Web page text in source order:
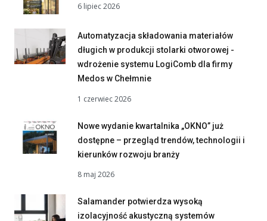
6 lipiec 2026
Automatyzacja składowania materiałów
długich w produkcji stolarki otworowej -
wdrożenie systemu LogiComb dla firmy
Medos w Chełmnie
1 czerwiec 2026
Nowe wydanie kwartalnika „OKNO” już
dostępne – przegląd trendów, technologii i
kierunków rozwoju branży
8 maj 2026
Salamander potwierdza wysoką
izolacyjność akustyczną systemów